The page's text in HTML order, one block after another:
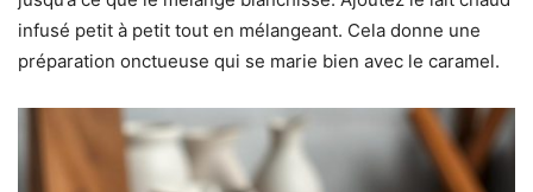
infusé petit à petit tout en mélangeant. Cela donne une
préparation onctueuse qui se marie bien avec le caramel.